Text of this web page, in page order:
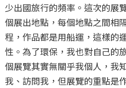
少出國旅行的頻率。這次的展
個展出地點，每個地點之間相
程，作品都是用船運，這樣的
性。為了環保，我也對自己的
個展覽其實無關乎我個人，我
我、訪問我，但展覽的重點是